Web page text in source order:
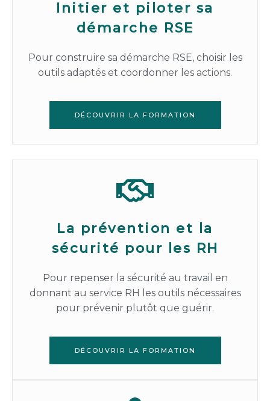
Initier et piloter sa
démarche RSE
Pour construire sa démarche RSE, choisir les
outils adaptés et coordonner les actions.
DÉCOUVRIR LA FORMATION
La prévention et la
sécurité pour les RH
Pour repenser la sécurité au travail en
donnant au service RH les outils nécessaires
pour prévenir plutôt que guérir.
DÉCOUVRIR LA FORMATION